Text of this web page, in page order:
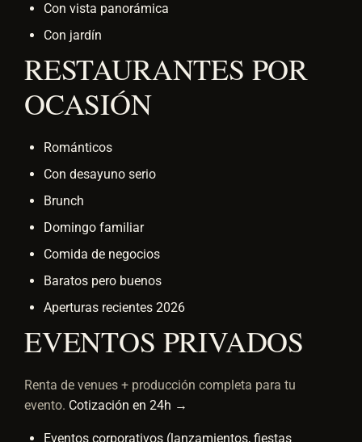
Con vista panorámica
Con jardín
RESTAURANTES POR
OCASIÓN
Románticos
Con desayuno serio
Brunch
Domingo familiar
Comida de negocios
Baratos pero buenos
Aperturas recientes 2026
EVENTOS PRIVADOS
Renta de venues + producción completa para tu
evento. Cotización en 24h →
Eventos corporativos (lanzamientos, fiestas